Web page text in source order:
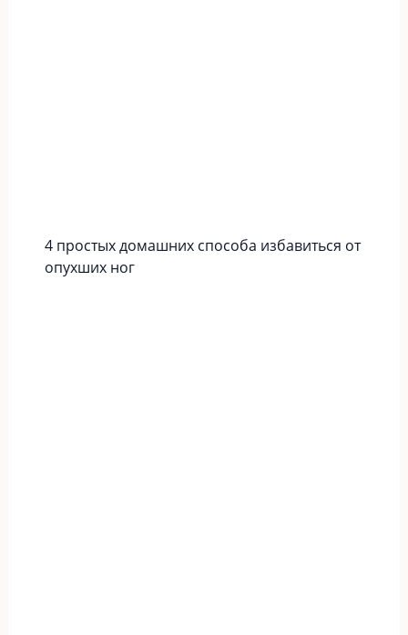
4 простых домашних способа избавиться от
опухших ног